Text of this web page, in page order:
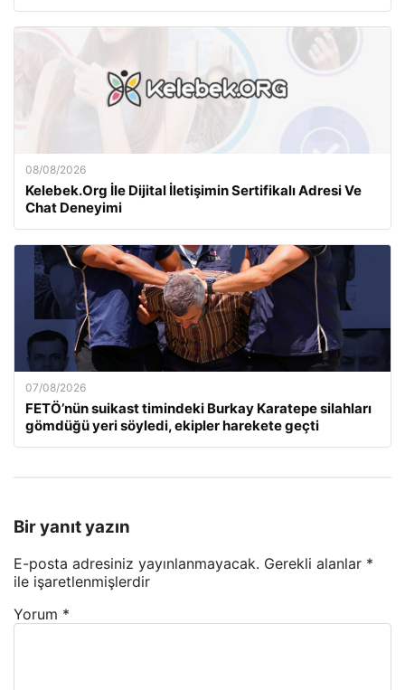
08/08/2026
Kelebek.Org İle Dijital İletişimin Sertifikalı Adresi Ve
Chat Deneyimi
07/08/2026
FETÖ’nün suikast timindeki Burkay Karatepe silahları
gömdüğü yeri söyledi, ekipler harekete geçti
Bir yanıt yazın
E-posta adresiniz yayınlanmayacak. Gerekli alanlar *
ile işaretlenmişlerdir
Yorum *